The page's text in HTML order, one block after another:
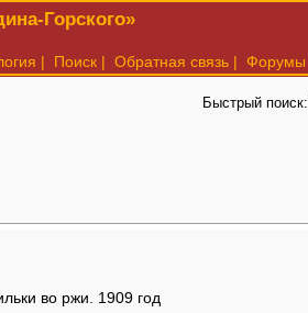
Горского»
| Поиск | Обратная связь | Форумы
Быстрый поиск:
во ржи. 1909 год